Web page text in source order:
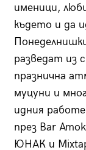
именици,
където и да
разведат из
празнична
муцуни и
идния
през Bar
ЮНАК и